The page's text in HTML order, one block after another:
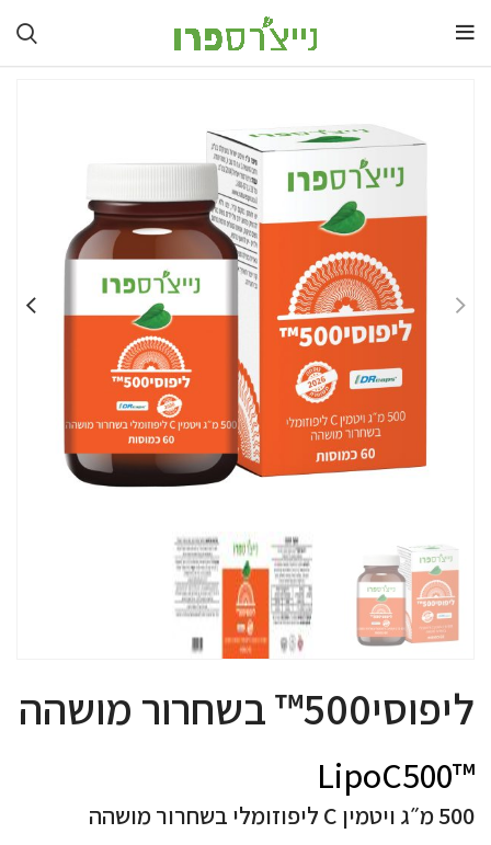
ליפוסי500™ בשחרור מושהה
™LipoC500
500 מ״ג ויטמין C ליפוזומלי בשחרור מושהה